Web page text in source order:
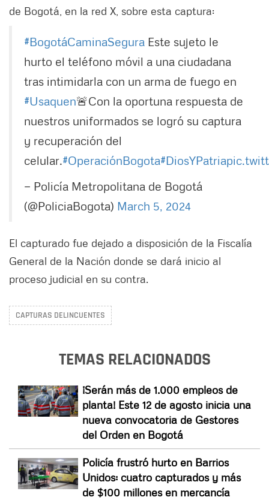
de Bogotá, en la red X, sobre esta captura:
#BogotáCaminaSegura Este sujeto le
hurto el teléfono móvil a una ciudadana
tras intimidarla con un arma de fuego en
#Usaquen🚨Con la oportuna respuesta de
nuestros uniformados se logró su captura
y recuperación del
celular.#OperaciónBogota#DiosYPatria
— Policía Metropolitana de Bogotá
(@PoliciaBogota) March 5, 2024
El capturado fue dejado a disposición de la Fiscalía
General de la Nación donde se dará inicio al
proceso judicial en su contra.
CAPTURAS DELINCUENTES
TEMAS RELACIONADOS
¡Serán más de 1.000 empleos de
planta! Este 12 de agosto inicia una
nueva convocatoria de Gestores
del Orden en Bogotá
Policía frustró hurto en Barrios
Unidos: cuatro capturados y más
de $100 millones en mercancía